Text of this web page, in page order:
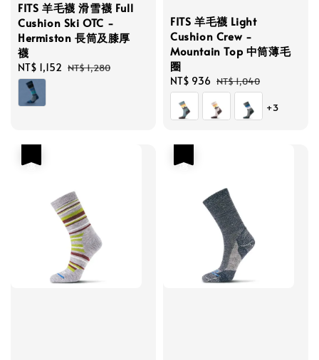
FITS 羊毛襪 滑雪襪 Full
Cushion Ski OTC -
Hermiston 長筒及膝厚
襪
Sale
price
NT$ 1,152 Regular
NT$ 1,280
FITS 羊毛襪 Light
Cushion Crew -
Mountain Top 中筒薄毛
圈
Sale
price
NT$ 936 Regular
price
NT$ 1,040
+3